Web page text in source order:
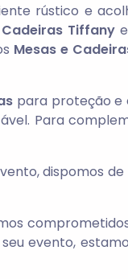
rústico e
Cadeiras Tiffany
Mesas e
para proteção e
Para
dispomos de
evento,